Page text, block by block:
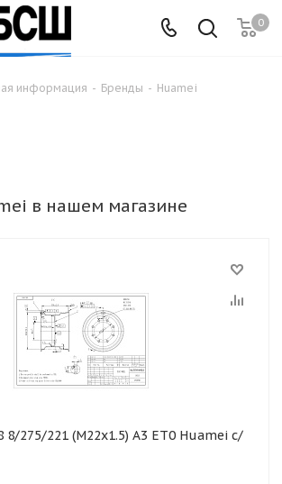
0
информация - Бренды - Huamei
в нашем магазине
8/275/221 (M22x1.5) А3 ЕТ0 Huamei с/